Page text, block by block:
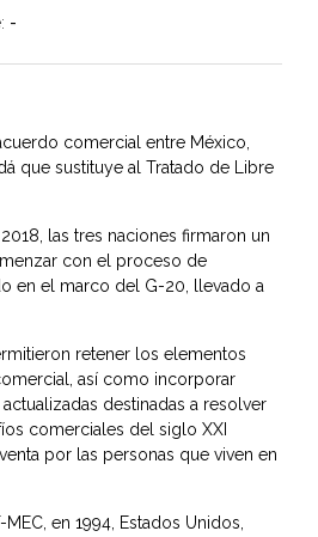
-
comercial entre México,
que sustituye al Tratado de Libre
las tres naciones firmaron un
con el proceso de
en el marco del G-20, llevado a
retener los elementos
así como incorporar
destinadas a resolver
comerciales del siglo XXI
por las personas que viven en
en 1994, Estados Unidos,